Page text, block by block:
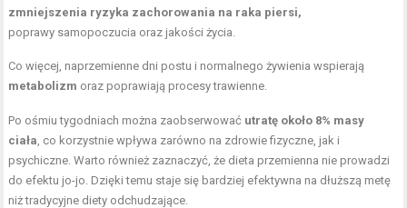
zmniejszenia ryzyka zachorowania na raka piersi,
poprawy samopoczucia oraz jakości życia.
Co więcej, naprzemienne dni postu i normalnego żywienia wspierają
metabolizm oraz poprawiają procesy trawienne.
Po ośmiu tygodniach można zaobserwować utratę około 8% masy
ciała, co korzystnie wpływa zarówno na zdrowie fizyczne, jak i
psychiczne. Warto również zaznaczyć, że dieta przemienna nie prowadzi
do efektu jo-jo. Dzięki temu staje się bardziej efektywna na dłuższą metę
niż tradycyjne diety odchudzające.